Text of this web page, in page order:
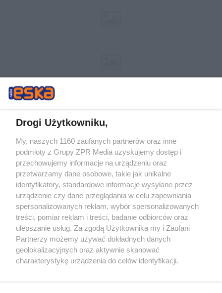
Żaden utwór zamieszczony w serwisie nie może być powielany i
rozpowszechniany lub dalej rozpowszechniany w jakikolwiek sposób (w
tym także elektroniczny lub mechaniczny) na jakimkolwiek polu
eksploatacji w jakiejkolwiek formie, włącznie z umieszczaniem w
Internecie bez pisemnej zgody właściciela praw. Jakiekolwiek użycie lub
wykorzystanie utworów w całości lub w części z naruszeniem prawa,
tzn. bez właściwej zgody, jest zabronione pod groźbą kary i może być
ścigane prawnie.
Drogi Użytkowniku,
My, naszych 1160 zaufanych partnerów oraz inne
podmioty z Grupy ZPR Media uzyskujemy dostęp i
przechowujemy informacje na urządzeniu oraz
przetwarzamy dane osobowe, takie jak unikalne
identyfikatory, standardowe informacje wysyłane przez
urządzenie czy dane przeglądania w celu zapewniania
spersonalizowanych reklam, wybór spersonalizowanych
treści, pomiar reklam i treści, badanie odbiorców oraz
ulepszanie usług. Za zgodą Użytkownika my i Zaufani
Partnerzy możemy używać dokładnych danych
geolokalizacyjnych oraz aktywnie skanować
charakterystykę urządzenia do celów identyfikacji.